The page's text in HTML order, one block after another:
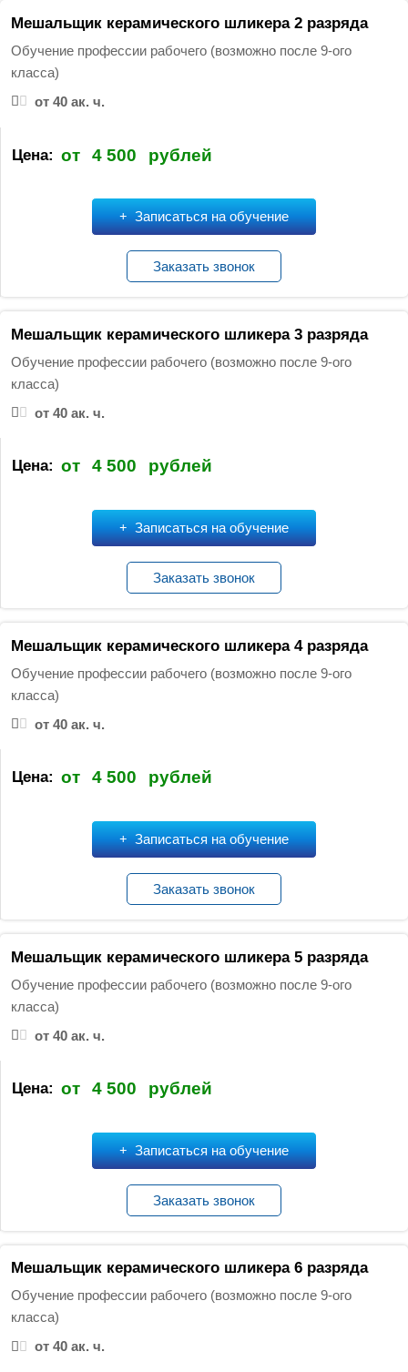
Мешальщик керамического шликера 2 разряда
Обучение профессии рабочего (возможно после 9-ого
класса)
от 40 ак. ч.
Цена: от 4 500 рублей
Записаться на обучение
Заказать звонок
Мешальщик керамического шликера 3 разряда
Обучение профессии рабочего (возможно после 9-ого
класса)
от 40 ак. ч.
Цена: от 4 500 рублей
Записаться на обучение
Заказать звонок
Мешальщик керамического шликера 4 разряда
Обучение профессии рабочего (возможно после 9-ого
класса)
от 40 ак. ч.
Цена: от 4 500 рублей
Записаться на обучение
Заказать звонок
Мешальщик керамического шликера 5 разряда
Обучение профессии рабочего (возможно после 9-ого
класса)
от 40 ак. ч.
Цена: от 4 500 рублей
Записаться на обучение
Заказать звонок
Мешальщик керамического шликера 6 разряда
Обучение профессии рабочего (возможно после 9-ого
класса)
от 40 ак. ч.